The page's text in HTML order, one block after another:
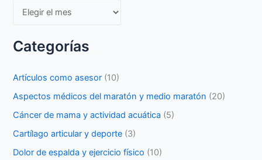
Archivos
Categorías
Artículos como asesor (10)
Aspectos médicos del maratón y medio maratón (20)
Cáncer de mama y actividad acuática (5)
Cartílago articular y deporte (3)
Dolor de espalda y ejercicio físico (10)